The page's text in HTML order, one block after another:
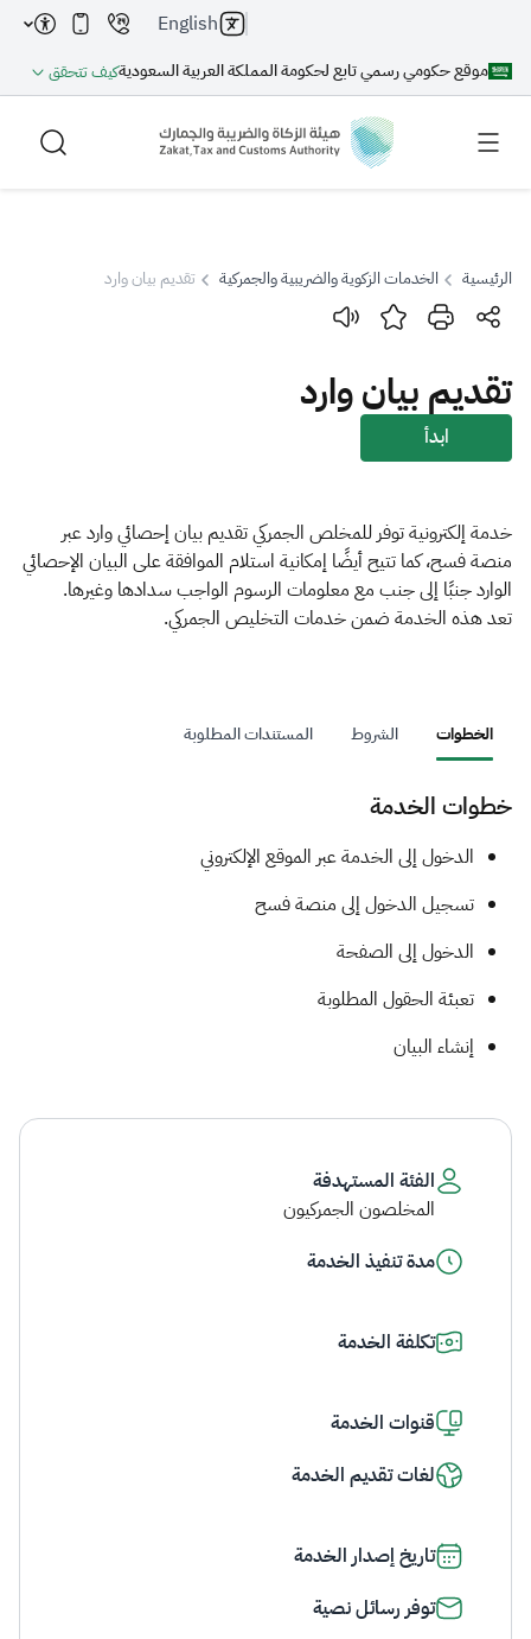
موقع حكومي رسمي تابع لحكومة المملكة العربية السعوديةكيف تتحقق
English
بحث
بحث بحث AI
الزكاة الجمارك
ضريبة القيمة المضافة
الإقرار الضريبي
التصرفات العقارية
الرئيسية الخدمات الزكوية والضريبية والجمركية تقديم بيان وارد
تقديم بيان وارد
ابدأ
خدمة إلكترونية توفر للمخلص الجمركي تقديم بيان إحصائي وارد عبر
منصة فسح، كما تتيح أيضًا إمكانية استلام الموافقة على البيان الإحصائي
الوارد جنبًا إلى جنب مع معلومات الرسوم الواجب سدادها وغيرها.
تعد هذه الخدمة ضمن خدمات التخليص الجمركي.
الخطوات الشروط المستندات المطلوبة
خطوات الخدمة
​​​​الدخول إلى الخدمة عبر الموقع الإلكتروني
تسجيل الدخول إلى منصة فسح
الدخول إلى الصفحة
تعبئة الحقول المطلوبة
إنشاء البيان​
الفئة المستهدفة
المخلصون الجمركيون
مدة تنفيذ الخدمة
تكلفة الخدمة
قنوات الخدمة
لغات تقديم الخدمة
تاريخ إصدار الخدمة
توفر رسائل نصية